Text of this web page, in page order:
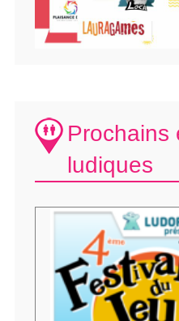
Prochains
ludiques